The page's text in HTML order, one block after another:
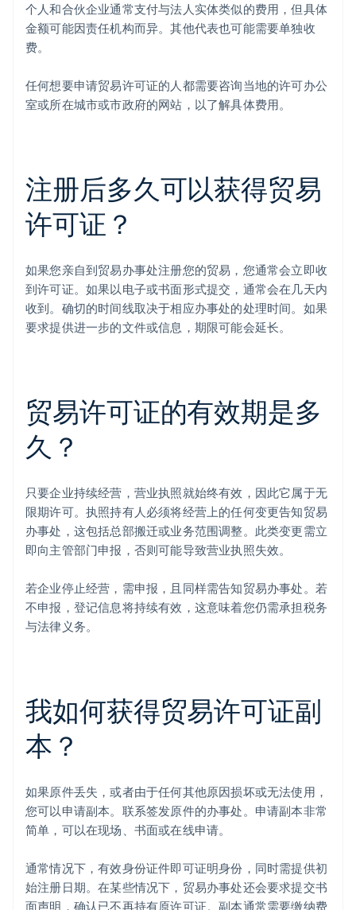
个人和合伙企业通常支付与法人实体类似的费用，但具体
金额可能因责任机构而异。其他代表也可能需要单独收
费。
任何想要申请贸易许可证的人都需要咨询当地的许可办公
室或所在城市或市政府的网站，以了解具体费用。
注册后多久可以获得贸易
许可证？
如果您亲自到贸易办事处注册您的贸易，您通常会立即收
到许可证。如果以电子或书面形式提交，通常会在几天内
收到。确切的时间线取决于相应办事处的处理时间。如果
要求提供进一步的文件或信息，期限可能会延长。
贸易许可证的有效期是多
久？
只要企业持续经营，营业执照就始终有效，因此它属于无
限期许可。执照持有人必须将经营上的任何变更告知贸易
办事处，这包括总部搬迁或业务范围调整。此类变更需立
即向主管部门申报，否则可能导致营业执照失效。
若企业停止经营，需申报，且同样需告知贸易办事处。若
不申报，登记信息将持续有效，这意味着您仍需承担税务
与法律义务。
我如何获得贸易许可证副
本？
如果原件丢失，或者由于任何其他原因损坏或无法使用，
您可以申请副本。联系签发原件的办事处。申请副本非常
简单，可以在现场、书面或在线申请。
通常情况下，有效身份证件即可证明身份，同时需提供初
始注册日期。在某些情况下，贸易办事处还会要求提交书
面声明，确认已不再持有原许可证。副本通常需要缴纳费
阿联酋
English
爱尔兰
English
English
奥地利
DeutschEnglish
澳大利亚
巴西
Português English
保加利亚